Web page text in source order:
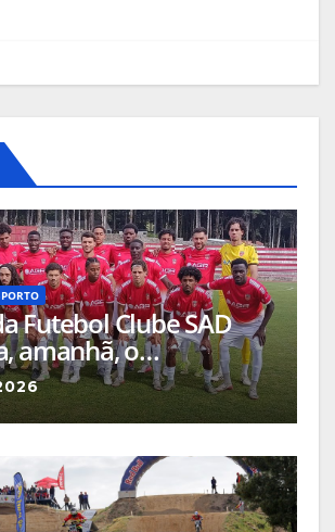
Futebol Clube SAD
amanhã, o
num jogo a contar
da Beira